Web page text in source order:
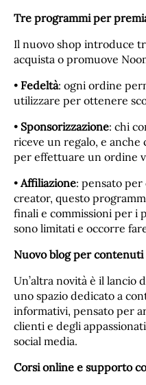
Tre programmi per
Il nuovo shop introduce
acquista o promuove
• Fedeltà: ogni ordine
utilizzare per ottenere
• Sponsorizzazione: chi
riceve un regalo, e
per effettuare un ordine
•Affiliazione: pensato
creator, questo
finali e commissioni per i
sono limitati e occorre
Nuovo blog per contenuti
Un’altra novità è il lancio
uno spazio dedicato a
informativi, pensato per
clienti e degli
social media.
Corsi online e supporto